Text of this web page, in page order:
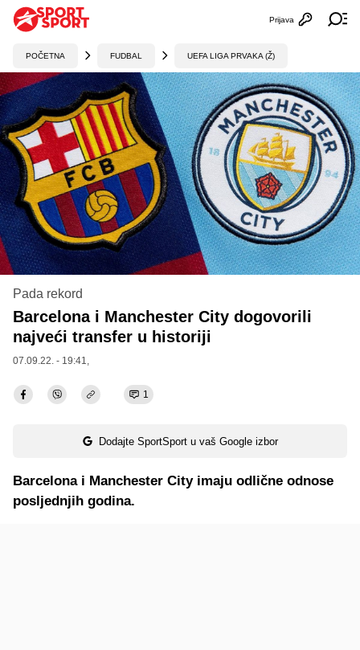
Otvori
Prijava
POČETNA FUDBAL UEFA LIGA PRVAKA (Ž)
Pada rekord
Barcelona i Manchester City dogovorili
najveći transfer u historiji
07.09.22. - 19:41,
1
Dodajte SportSport u vaš Google izbor
Barcelona i Manchester City imaju odlične odnose
posljednjih godina.